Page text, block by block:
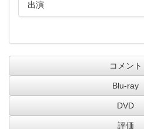
出演
コメント
Blu-ray
DVD
評価